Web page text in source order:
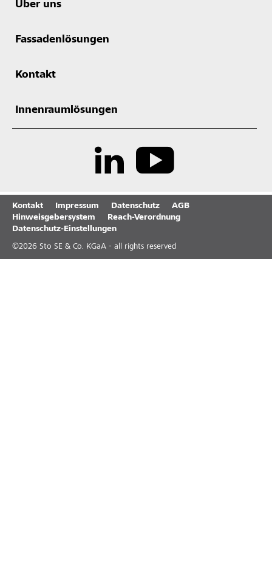
Über uns
Fassadenlösungen
Kontakt
Innenraumlösungen
Kontakt Impressum Datenschutz
AGB
Hinweisgebersystem
Reach-Verordnung
Datenschutz-Einstellungen
©2026 Sto SE & Co. KGaA - all rights reserved